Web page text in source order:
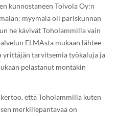
kunnostaneen Toivola Oy:n
myymälä oli pariskunnan
he kävivät Toholammilla vain
ELMAsta mukaan lähtee
yrittäjän tarvitsemia työkaluja ja
pelastanut montakin
että Toholammilla kuten
merkillepantavaa on